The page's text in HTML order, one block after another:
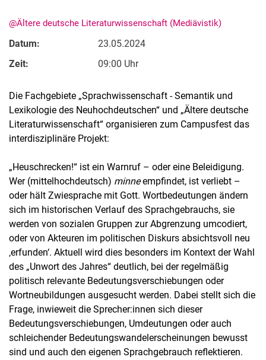
@Ältere deutsche Literaturwissenschaft (Mediävistik)
Datum:
23.05.2024
Zeit:
09:00 Uhr
Die Fachgebiete „Sprachwissenschaft - Semantik und
Lexikologie des Neuhochdeutschen“ und „Ältere deutsche
Literaturwissenschaft“ organisieren zum Campusfest das
interdisziplinäre Projekt:
„Heuschrecken!“ ist ein Warnruf – oder eine Beleidigung.
Wer (mittelhochdeutsch) minneempfindet, ist verliebt –
oder hält Zwiesprache mit Gott. Wortbedeutungen ändern
sich im historischen Verlauf des Sprachgebrauchs, sie
werden von sozialen Gruppen zur Abgrenzung umcodiert,
oder von Akteuren im politischen Diskurs absichtsvoll neu
‚erfunden‘. Aktuell wird dies besonders im Kontext der Wahl
des „Unwort des Jahres“ deutlich, bei der regelmäßig
politisch relevante Bedeutungsverschiebungen oder
Wortneubildungen ausgesucht werden. Dabei stellt sich die
Frage, inwieweit die Sprecher:innen sich dieser
Bedeutungsverschiebungen, Umdeutungen oder auch
schleichender Bedeutungswandelerscheinungen bewusst
sind und auch den eigenen Sprachgebrauch reflektieren.